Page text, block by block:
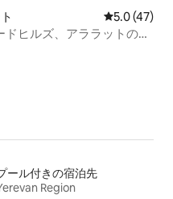
レビュー47
5.0 (47)
ヒルズ、アララットの眺
ール付きの宿泊先
Region